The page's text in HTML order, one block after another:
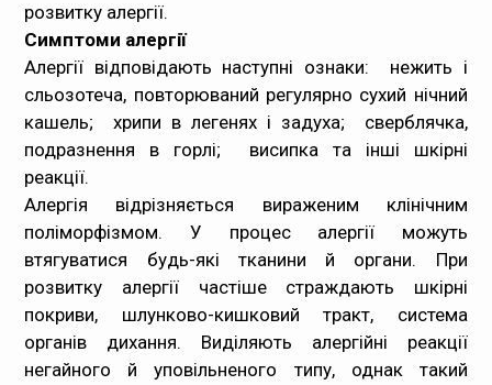
розвитку алергії.
Симптоми алергії
Алергії відповідають наступні ознаки: нежить і
сльозотеча, повторюваний регулярно сухий нічний
кашель; хрипи в легенях і задуха; сверблячка,
подразнення в горлі; висипка та інші шкірні
реакції.
Алергія відрізняється вираженим клінічним
поліморфізмом. У процес алергії можуть
втягуватися будь-які тканини й органи. При
розвитку алергії частіше страждають шкірні
покриви, шлунково-кишковий тракт, система
органів дихання. Виділяють алергійні реакції
негайного й уповільненого типу, однак такий